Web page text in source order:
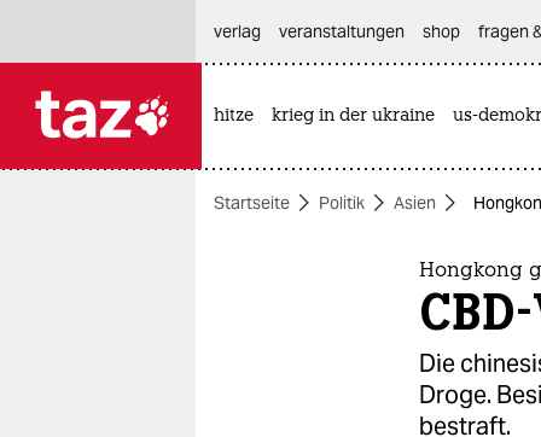
themen
verlag
veranstaltungen shop fragen
hitze krieg in der ukraine us-
Startseite Politik Asien
Hongkong
Die
Droge.
bestraft.